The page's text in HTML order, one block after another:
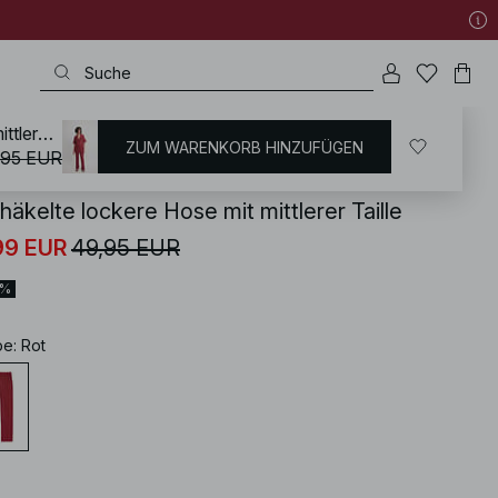
/ Hosen / Strickhosen
lockere Hose mit mittlerer Taille
EUR49,95 EUR
: Rot
Gehäkelte lockere Hose mit mittlerer Taille
EUR ZUM WARENKORB HINZUFÜGEN